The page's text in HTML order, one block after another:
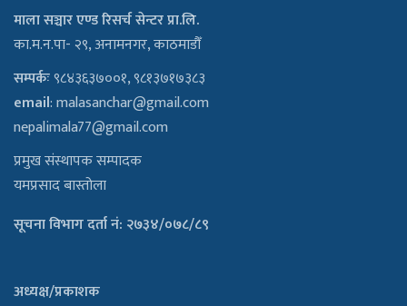
माला सञ्चार एण्ड रिसर्च सेन्टर प्रा.लि.
का.म.न.पा- २९, अनामनगर, काठमाडौँ
सम्पर्कः९८४३६३७००१, ९८१३७१७३८३
email:malasanchar@gmail.com
nepalimala77@gmail.com
प्रमुख संस्थापक सम्पादक
यमप्रसाद बास्तोला
सूचना विभाग दर्ता नं: २७३४/०७८/८९
अध्यक्ष/प्रकाशक